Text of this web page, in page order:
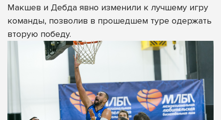
Макшев и Дебда явно изменили к лучшему игру
команды, позволив в прошедшем туре одержать
вторую победу.